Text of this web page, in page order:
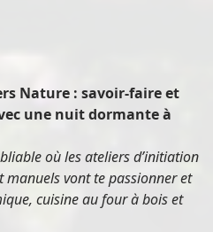
Nature : savoir-faire et
une nuit dormante à
où les ateliers d’initiation
manuels vont te passionner et
cuisine au four à bois et